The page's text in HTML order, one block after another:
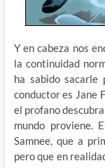
Y en cabeza nos
la continuidad
ha sabido
conductor es Jane
el profano
mundo proviene.
Samnee, que a
pero que en